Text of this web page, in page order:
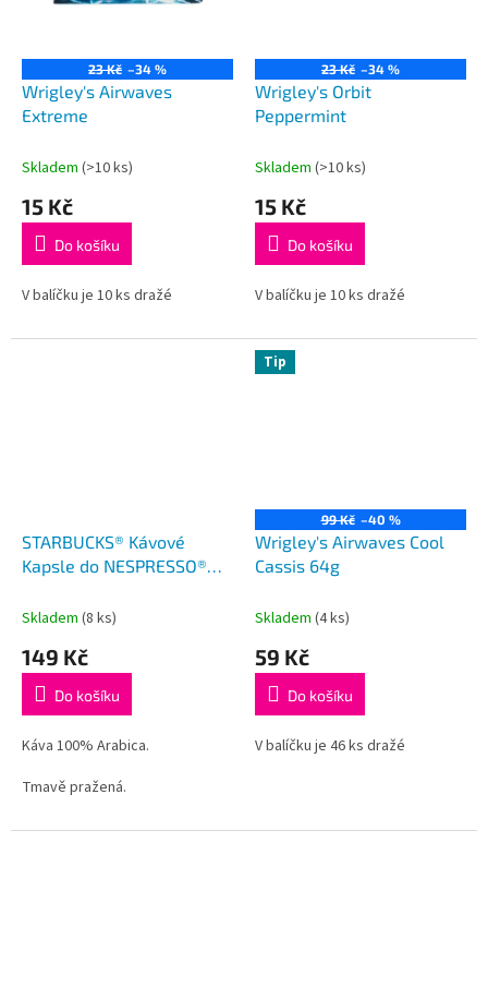
23 Kč –34 %
Wrigley's Airwaves
Extreme
Skladem (>10 ks)
15 Kč
Do košíku
V balíčku je 10 ks dražé
23 Kč –34 %
Wrigley's Orbit
Peppermint
Skladem (>10 ks)
15 Kč
Do košíku
V balíčku je 10 ks dražé
STARBUCKS® Kávové
Kapsle do NESPRESSO®
Skladem (8 ks)
149 Kč
Do košíku
Káva 100% Arabica.
Tmavě pražená.
Obsah balení: 10 kapslí po 5,7g
Tip
99 Kč –40 %
Wrigley's Airwaves Cool
Cassis 64g
Skladem (4 ks)
59 Kč
Do košíku
V balíčku je 46 ks dražé